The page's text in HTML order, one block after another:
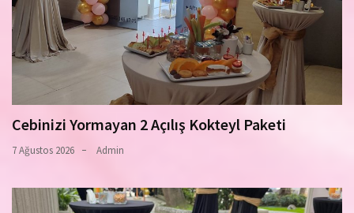
Cebinizi Yormayan 2 Açılış Kokteyl Paketi
7 Ağustos 2026 Admin